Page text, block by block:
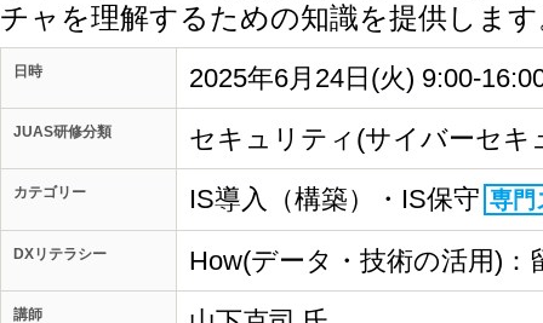
チャを理解するための知識を提供しま
日時 2025年6月24日(火) 9:00-
JUAS研修分類 セキュリティ(サイバーセキ
カテゴリー IS導入（構築）・IS保守 専門
DXリテラシー How(データ・技術の活用)：
講師